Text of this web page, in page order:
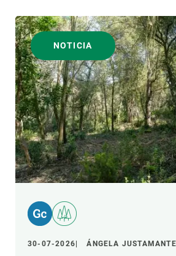
NOTICIA
30-07-2026 ÁNGELA JUSTAMANTE